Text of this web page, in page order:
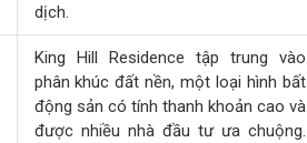
dịch.
King Hill Residence tập trung vào
phân khúc đất nền, một loại hình bất
động sản có tính thanh khoản cao và
được nhiều nhà đầu tư ưa chuộng.